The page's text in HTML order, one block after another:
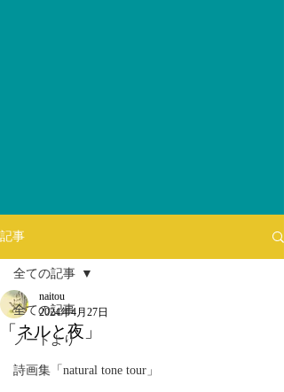
記事
全ての記事
ノートより
詩画集「natural tone tour」
全ての記事
「ネルと夜」
naitou
2024年4月27日